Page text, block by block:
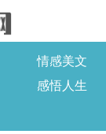
情感美文
感悟人生